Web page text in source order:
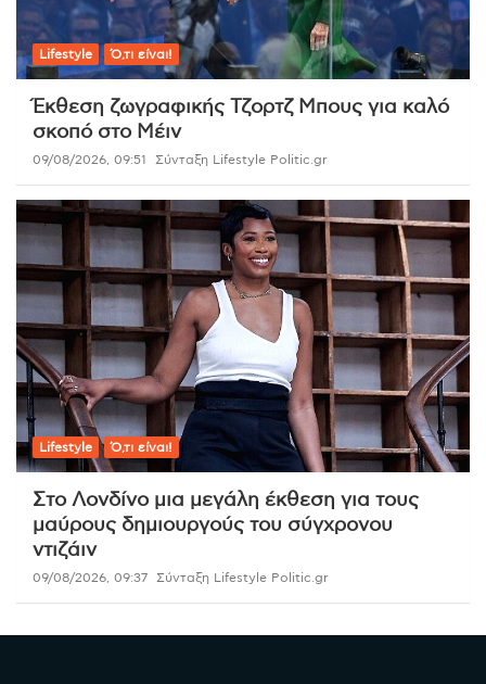
Lifestyle Ό,τι είναι!
Έκθεση ζωγραφικής Τζορτζ Μπους για καλό
σκοπό στο Μέιν
09/08/2026, 09:51 Σύνταξη Lifestyle Politic.gr
Lifestyle Ό,τι είναι!
Στο Λονδίνο μια μεγάλη έκθεση για τους
μαύρους δημιουργούς του σύγχρονου
ντιζάιν
09/08/2026, 09:37 Σύνταξη Lifestyle Politic.gr